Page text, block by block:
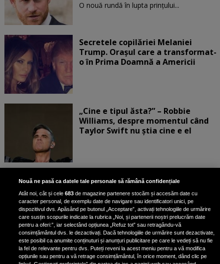
O nouă rundă în lupta prinţului...
Secretele copilăriei Melaniei
Trump. Orașul care a transformat-
o în Prima Doamnă a Americii
„Cine e tipul ăsta?” – Robbie
Williams, despre momentul când
Taylor Swift nu știa cine e el
Bruce Dickinson, solistul trupei
Iron Maiden, şi-a arătat talentul
de scrimer la un concurs în Franţa
Nicki Minaj, acuzată de agresiune
de fostul manager: Detalii șocante
Nouă ne pasă ca datele tale personale să rămână confidențiale
Atât noi, cât și cele683 de magazine partenere stocăm și accesăm date cu
caracter personal, de exemplu date de navigare sau identificatori unici, pe
dispozitivul dvs. Apăsând pe butonul „Acceptare”, activați tehnologiile de urmărire
care susțin scopurile indicate la rubrica „Noi, și partenerii noștri prelucrăm date
pentru a oferi:”, iar selectând opțiunea „Refuz tot” sau retragându-vă
consimțământul dvs. le dezactivați. Dacă tehnologiile de urmărire sunt dezactivate,
este posibil ca anumite conținuturi și anunțuri publicitare pe care le vedeți să nu fie
la fel de relevante pentru dvs. Puteți reveni la acest meniu pentru a vă modifica
opțiunile sau pentru a vă retrage consimțământul, în orice moment, dând clic pe